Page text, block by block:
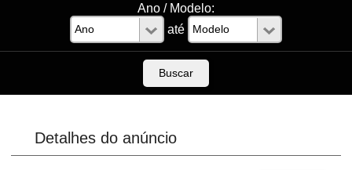
Ano / Modelo:
até
Detalhes do anúncio